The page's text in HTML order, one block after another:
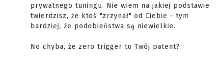
prywatnego tuningu. Nie wiem na jakiej podstawie
twierdzisz, że ktoś "zrzynał" od Ciebie - tym
bardziej, że podobieństwa są niewielkie.
No chyba, że zero trigger to Twój patent?